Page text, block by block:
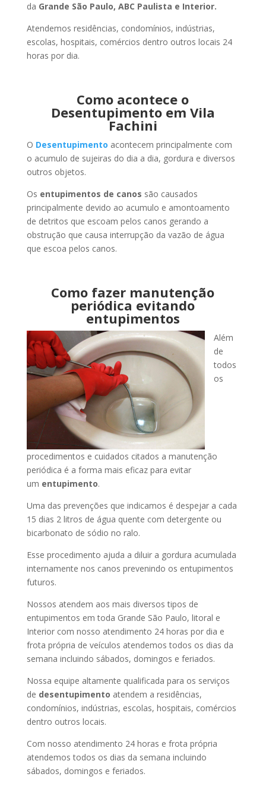
da Grande São Paulo, ABC Paulista e Interior.
Atendemos residências, condomínios, indústrias,
escolas, hospitais, comércios dentro outros locais 24
horas por dia.
Como acontece o
Desentupimento em Vila
Fachini
O Desentupimento acontecem principalmente com
o acumulo de sujeiras do dia a dia, gordura e diversos
outros objetos.
Os entupimentos de canos são causados
principalmente devido ao acumulo e amontoamento
de detritos que escoam pelos canos gerando a
obstrução que causa interrupção da vazão de água
que escoa pelos canos.
Como fazer manutenção
periódica evitando
entupimentos
Além
de
todos
os
procedimentos e cuidados citados a manutenção
periódica é a forma mais eficaz para evitar
um entupimento.
Uma das prevenções que indicamos é despejar a cada
15 dias 2 litros de água quente com detergente ou
bicarbonato de sódio no ralo.
Esse procedimento ajuda a diluir a gordura acumulada
internamente nos canos prevenindo os entupimentos
futuros.
Nossos atendem aos mais diversos tipos de
entupimentos em toda Grande São Paulo, litoral e
Interior com nosso atendimento 24 horas por dia e
frota própria de veículos atendemos todos os dias da
semana incluindo sábados, domingos e feriados.
Nossa equipe altamente qualificada para os serviços
de desentupimento atendem a residências,
condomínios, indústrias, escolas, hospitais, comércios
dentro outros locais.
Com nosso atendimento 24 horas e frota própria
atendemos todos os dias da semana incluindo
sábados, domingos e feriados.